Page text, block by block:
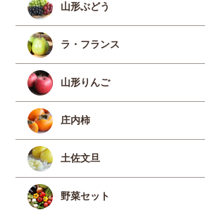
山形ぶどう
ラ・フランス
山形りんご
庄内柿
土佐文旦
野菜セット